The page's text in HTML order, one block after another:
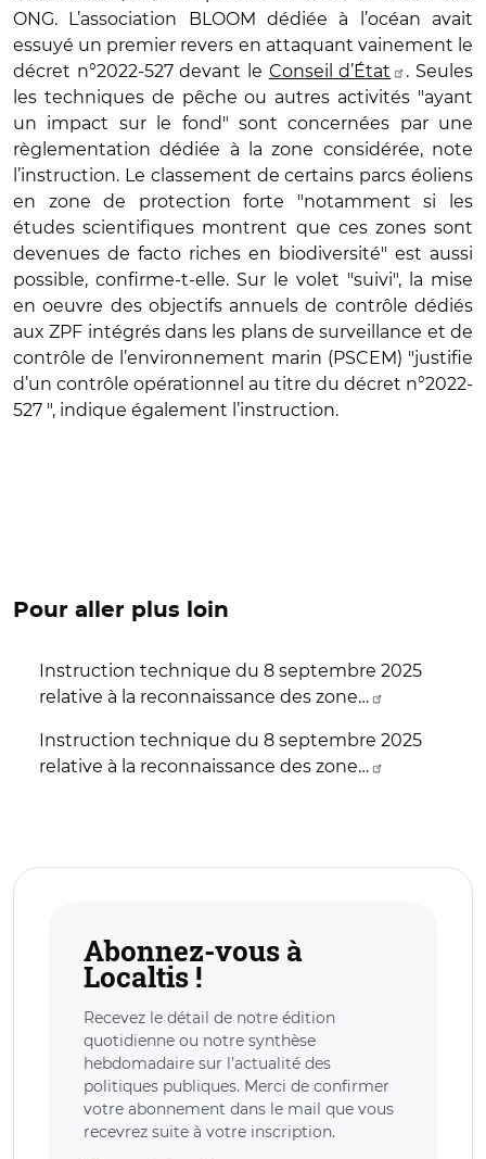
ONG. L’association BLOOM dédiée à l’océan avait
essuyé un premier revers en attaquant vainement le
décret n°2022-527 devant le Conseil d’État
. Seules
les techniques de pêche ou autres activités "ayant
un impact sur le fond" sont concernées par une
règlementation dédiée à la zone considérée, note
l’instruction. Le classement de certains parcs éoliens
en zone de protection forte "notamment si les
études scientifiques montrent que ces zones sont
devenues de facto riches en biodiversité" est aussi
possible, confirme-t-elle. Sur le volet "suivi", la mise
en oeuvre des objectifs annuels de contrôle dédiés
aux ZPF intégrés dans les plans de surveillance et de
contrôle de l’environnement marin (PSCEM) "justifie
d’un contrôle opérationnel au titre du décret n°2022-
527 ", indique également l’instruction.
Pour aller plus loin
Instruction technique du 8 septembre 2025
relative à la reconnaissance des zone…
Instruction technique du 8 septembre 2025
relative à la reconnaissance des zone…
Abonnez-vous à
Localtis !
Recevez le détail de notre édition
quotidienne ou notre synthèse
hebdomadaire sur l’actualité des
politiques publiques. Merci de confirmer
votre abonnement dans le mail que vous
recevrez suite à votre inscription.